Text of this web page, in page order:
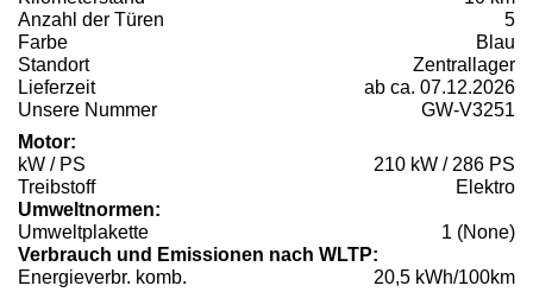
Anzahl der Türen
5
Farbe
Blau
Standort
Zentrallager
Lieferzeit
ab ca. 07.12.2026
Unsere Nummer
GW-V3251
Motor:
kW / PS
210 kW / 286 PS
Treibstoff
Elektro
Umweltnormen:
Umweltplakette
1 (None)
Verbrauch und Emissionen nach WLTP:
Energieverbr. komb.
20,5 kWh/100km